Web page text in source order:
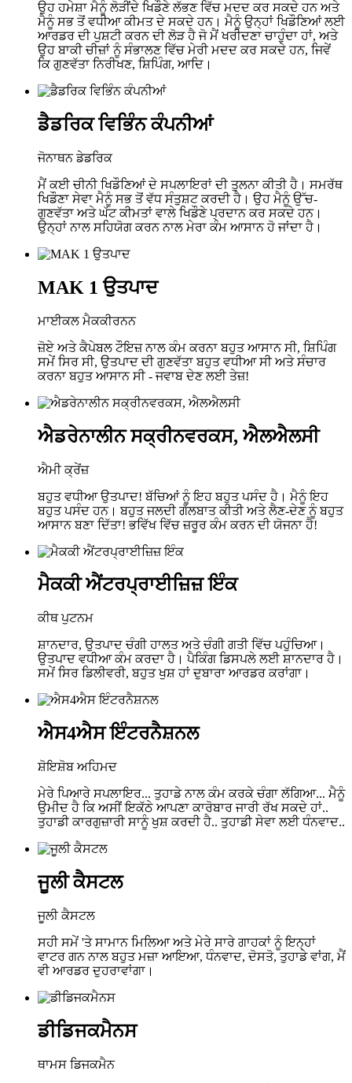
ਉਹ ਹਮੇਸ਼ਾ ਮੈਨੂੰ ਲੋੜੀਂਦੇ ਖਿਡੌਣੇ ਲੱਭਣ ਵਿੱਚ ਮਦਦ ਕਰ ਸਕਦੇ ਹਨ ਅਤੇ
ਮੈਨੂੰ ਸਭ ਤੋਂ ਵਧੀਆ ਕੀਮਤ ਦੇ ਸਕਦੇ ਹਨ। ਮੈਨੂੰ ਉਨ੍ਹਾਂ ਖਿਡੌਣਿਆਂ ਲਈ
ਆਰਡਰ ਦੀ ਪੁਸ਼ਟੀ ਕਰਨ ਦੀ ਲੋੜ ਹੈ ਜੋ ਮੈਂ ਖਰੀਦਣਾ ਚਾਹੁੰਦਾ ਹਾਂ, ਅਤੇ
ਉਹ ਬਾਕੀ ਚੀਜ਼ਾਂ ਨੂੰ ਸੰਭਾਲਣ ਵਿੱਚ ਮੇਰੀ ਮਦਦ ਕਰ ਸਕਦੇ ਹਨ, ਜਿਵੇਂ
ਕਿ ਗੁਣਵੱਤਾ ਨਿਰੀਖਣ, ਸ਼ਿਪਿੰਗ, ਆਦਿ।
ਡੈਡਰਿਕ ਵਿਭਿੰਨ ਕੰਪਨੀਆਂ
ਜੋਨਾਥਨ ਡੇਡਰਿਕ
ਮੈਂ ਕਈ ਚੀਨੀ ਖਿਡੌਣਿਆਂ ਦੇ ਸਪਲਾਇਰਾਂ ਦੀ ਤੁਲਨਾ ਕੀਤੀ ਹੈ। ਸਮਰੱਥ
ਖਿਡੌਣਾ ਸੇਵਾ ਮੈਨੂੰ ਸਭ ਤੋਂ ਵੱਧ ਸੰਤੁਸ਼ਟ ਕਰਦੀ ਹੈ। ਉਹ ਮੈਨੂੰ ਉੱਚ-
ਗੁਣਵੱਤਾ ਅਤੇ ਘੱਟ ਕੀਮਤਾਂ ਵਾਲੇ ਖਿਡੌਣੇ ਪ੍ਰਦਾਨ ਕਰ ਸਕਦੇ ਹਨ।
ਉਨ੍ਹਾਂ ਨਾਲ ਸਹਿਯੋਗ ਕਰਨ ਨਾਲ ਮੇਰਾ ਕੰਮ ਆਸਾਨ ਹੋ ਜਾਂਦਾ ਹੈ।
MAK 1 ਉਤਪਾਦ
ਮਾਈਕਲ ਮੈਕਕੀਰਨਨ
ਜ਼ੋਏ ਅਤੇ ਕੈਪੇਬਲ ਟੌਇਜ਼ ਨਾਲ ਕੰਮ ਕਰਨਾ ਬਹੁਤ ਆਸਾਨ ਸੀ, ਸ਼ਿਪਿੰਗ
ਸਮੇਂ ਸਿਰ ਸੀ, ਉਤਪਾਦ ਦੀ ਗੁਣਵੱਤਾ ਬਹੁਤ ਵਧੀਆ ਸੀ ਅਤੇ ਸੰਚਾਰ
ਕਰਨਾ ਬਹੁਤ ਆਸਾਨ ਸੀ - ਜਵਾਬ ਦੇਣ ਲਈ ਤੇਜ਼!
ਐਡਰੇਨਾਲੀਨ ਸਕ੍ਰੀਨਵਰਕਸ, ਐਲਐਲਸੀ
ਐਮੀ ਕ੍ਰੇਂਜ਼
ਬਹੁਤ ਵਧੀਆ ਉਤਪਾਦ! ਬੱਚਿਆਂ ਨੂੰ ਇਹ ਬਹੁਤ ਪਸੰਦ ਹੈ। ਮੈਨੂੰ ਇਹ
ਬਹੁਤ ਪਸੰਦ ਹਨ। ਬਹੁਤ ਜਲਦੀ ਗੱਲਬਾਤ ਕੀਤੀ ਅਤੇ ਲੈਣ-ਦੇਣ ਨੂੰ ਬਹੁਤ
ਆਸਾਨ ਬਣਾ ਦਿੱਤਾ! ਭਵਿੱਖ ਵਿੱਚ ਜ਼ਰੂਰ ਕੰਮ ਕਰਨ ਦੀ ਯੋਜਨਾ ਹੈ!
ਮੈਕਕੀ ਐਂਟਰਪ੍ਰਾਈਜ਼ਿਜ਼ ਇੰਕ
ਕੀਥ ਪੁਟਨਮ
ਸ਼ਾਨਦਾਰ, ਉਤਪਾਦ ਚੰਗੀ ਹਾਲਤ ਅਤੇ ਚੰਗੀ ਗਤੀ ਵਿੱਚ ਪਹੁੰਚਿਆ।
ਉਤਪਾਦ ਵਧੀਆ ਕੰਮ ਕਰਦਾ ਹੈ। ਪੈਕਿੰਗ ਡਿਸਪਲੇ ਲਈ ਸ਼ਾਨਦਾਰ ਹੈ।
ਸਮੇਂ ਸਿਰ ਡਿਲੀਵਰੀ, ਬਹੁਤ ਖੁਸ਼ ਹਾਂ ਦੁਬਾਰਾ ਆਰਡਰ ਕਰਾਂਗਾ।
ਐਸ4ਐਸ ਇੰਟਰਨੈਸ਼ਨਲ
ਸ਼ੋਇਸ਼ੋਬ ਅਹਿਮਦ
ਮੇਰੇ ਪਿਆਰੇ ਸਪਲਾਇਰ... ਤੁਹਾਡੇ ਨਾਲ ਕੰਮ ਕਰਕੇ ਚੰਗਾ ਲੱਗਿਆ... ਮੈਨੂੰ
ਉਮੀਦ ਹੈ ਕਿ ਅਸੀਂ ਇਕੱਠੇ ਆਪਣਾ ਕਾਰੋਬਾਰ ਜਾਰੀ ਰੱਖ ਸਕਦੇ ਹਾਂ..
ਤੁਹਾਡੀ ਕਾਰਗੁਜ਼ਾਰੀ ਸਾਨੂੰ ਖੁਸ਼ ਕਰਦੀ ਹੈ.. ਤੁਹਾਡੀ ਸੇਵਾ ਲਈ ਧੰਨਵਾਦ..
ਜੂਲੀ ਕੈਸਟਲ
ਜੂਲੀ ਕੈਸਟਲ
ਸਹੀ ਸਮੇਂ 'ਤੇ ਸਾਮਾਨ ਮਿਲਿਆ ਅਤੇ ਮੇਰੇ ਸਾਰੇ ਗਾਹਕਾਂ ਨੂੰ ਇਨ੍ਹਾਂ
ਵਾਟਰ ਗਨ ਨਾਲ ਬਹੁਤ ਮਜ਼ਾ ਆਇਆ, ਧੰਨਵਾਦ, ਦੋਸਤੋ, ਤੁਹਾਡੇ ਵਾਂਗ, ਮੈਂ
ਵੀ ਆਰਡਰ ਦੁਹਰਾਵਾਂਗਾ।
ਡੀਡਿਜਕਮੈਨਸ
ਥਾਮਸ ਡਿਜਕਮੈਨ